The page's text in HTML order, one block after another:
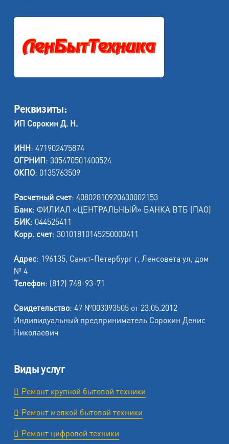
Реквизиты:
ИП Сорокин Д. Н.
ИНН: 471902475874
ОГРНИП: 305470501400524
ОКПО: 0135763509
Расчетный счет: 40802810920630002153
Банк: ФИЛИАЛ «ЦЕНТРАЛЬНЫЙ» БАНКА ВТБ (ПАО)
БИК: 044525411
Корр. счет: 30101810145250000411
Адрес: 196135, Санкт-Петербург г, Ленсовета ул, дом
№ 4
Телефон: (812) 748-93-71
Свидетельство: 47 №003093505 от 23.05.2012
Индивидуальный предприниматель Сорокин Денис
Николаевич
Виды услуг
Ремонт крупной бытовой техники
Ремонт мелкой бытовой техники
Ремонт цифровой техники